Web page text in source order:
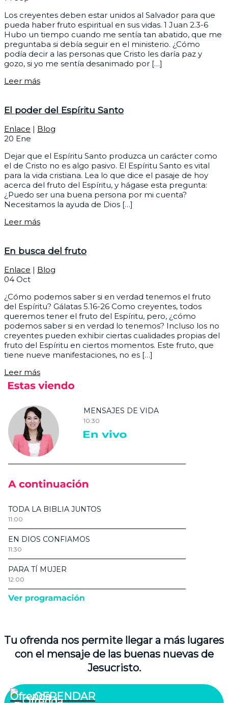
Los creyentes deben estar unidos al Salvador para que
pueda haber fruto espiritual en sus vidas. 1 Juan 2.3-6
Hubo un tiempo cuando me sentía tan abatido, que me
preguntaba si debía seguir en el ministerio. ¿Cómo
podía decir a las personas que Cristo les daría paz y
gozo, si yo me sentía desanimado por […]
Leer más
El poder del Espíritu Santo
Enlace | Blog
20 Ene
Dejar que el Espíritu Santo produzca un carácter como
el de Cristo no es algo pasivo. El Espíritu Santo es vital
para la vida cristiana. Lea lo que dice el pasaje de hoy
acerca del fruto del Espíritu, y hágase esta pregunta:
¿Puedo ser una buena persona por mi cuenta?
Necesitamos la ayuda de Dios […]
Leer más
En busca del fruto
Enlace | Blog
04 Oct
¿Cómo podemos saber si en verdad tenemos el fruto
del Espíritu? Gálatas 5.16-26 Como creyentes, todos
queremos tener el fruto del Espíritu, pero, ¿cómo
podemos saber si en verdad lo tenemos? Incluso los no
creyentes pueden exhibir ciertas cualidades propias del
fruto del Espíritu en ciertos momentos. Este fruto, que
tiene nueve manifestaciones, no es […]
Leer más
Tu ofrenda nos permite llegar a más lugares
con el mensaje de las buenas nuevas de
Jesucristo.
OFRENDAR